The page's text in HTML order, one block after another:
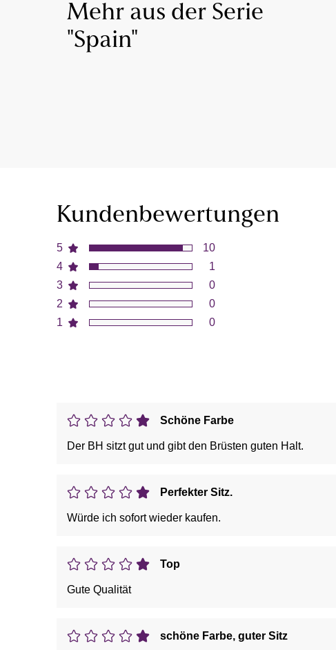
Mehr aus der Serie
"Spain"
Kundenbewertungen
5
4
3
2
1
10
1
0
0
0
Schöne Farbe
Der BH sitzt gut und gibt den Brüsten guten Halt.
Perfekter Sitz.
Würde ich sofort wieder kaufen.
Top
Gute Qualität
schöne Farbe, guter Sitz